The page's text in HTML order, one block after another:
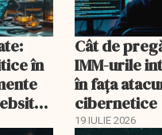
în
Cât de
IMM-urile
în fața
cibernetice
19 IULIE 2026